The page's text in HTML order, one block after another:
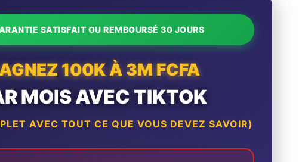
SATISFAIT OU REMBOURSÉ 30 JOURS
100K À 3M FCFA
MOIS AVEC TIKTOK
AVEC TOUT CE QUE VOUS DEVEZ SAVOIR)